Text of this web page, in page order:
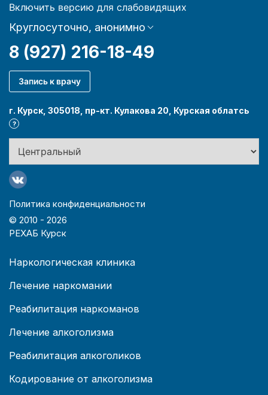
Включить версию для слабовидящих
Круглосуточно, анонимно
8 (927) 216-18-49
Запись к врачу
г. Курск, 305018, пр-кт. Кулакова 20, Курская облатсь
?
Политика конфиденциальности
© 2010 - 2026
РЕХАБ Курск
Наркологическая клиника
Лечение наркомании
Реабилитация наркоманов
Лечение алкоголизма
Реабилитация алкоголиков
Кодирование от алкоголизма